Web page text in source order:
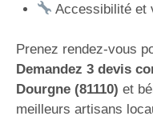
Accessibilité et
Prenez rendez-vous
Demandez 3 devis
Dourgne (81110) et
meilleurs artisans